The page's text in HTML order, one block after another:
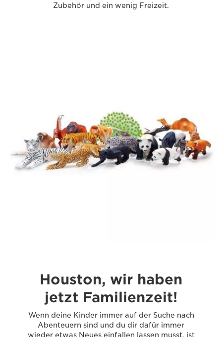
Zubehör und ein wenig Freizeit.
Houston, wir haben
jetzt Familienzeit!
Wenn deine Kinder immer auf der Suche nach
Abenteuern sind und du dir dafür immer
wieder etwas Neues einfallen lassen musst, ist